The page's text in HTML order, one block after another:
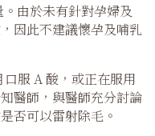
。由於未有針對孕婦及
因此不建議懷孕及哺乳
口服 A 酸，或正在服用
醫師，與醫師充分討論
否可以雷射除毛。